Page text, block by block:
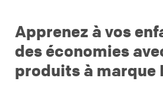
Apprenez à vos
des économies
produits à marque